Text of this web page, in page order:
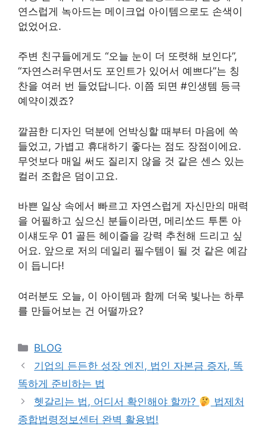
연스럽게 녹아드는 메이크업 아이템으로도 손색이
없었어요.
주변 친구들에게도 “오늘 눈이 더 또렷해 보인다”,
“자연스러우면서도 포인트가 있어서 예쁘다”는 칭
찬을 여러 번 들었답니다. 이쯤 되면 #인생템 등극
예약이겠죠?
깔끔한 디자인 덕분에 언박싱할 때부터 마음에 쏙
들었고, 가볍고 휴대하기 좋다는 점도 장점이에요.
무엇보다 매일 써도 질리지 않을 것 같은 센스 있는
컬러 조합은 덤이고요.
바쁜 일상 속에서 빠르고 자연스럽게 자신만의 매력
을 어필하고 싶으신 분들이라면, 메리쏘드 투톤 아
이섀도우 01 골든 헤이즐을 강력 추천해 드리고 싶
어요. 앞으로 저의 데일리 필수템이 될 것 같은 예감
이 듭니다!
여러분도 오늘, 이 아이템과 함께 더욱 빛나는 하루
를 만들어보는 건 어떨까요?
Categories
BLOG
기업의 든든한 성장 엔진, 법인 자본금 증자, 똑
똑하게 준비하는 법
헷갈리는 법, 어디서 확인해야 할까?
법제처
종합법령정보센터 완벽 활용법!